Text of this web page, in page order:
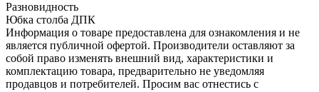
Разновидность
Юбка столба ДПК
Информация о товаре предоставлена для ознакомления и не
является публичной офертой. Производители оставляют за
собой право изменять внешний вид, характеристики и
комплектацию товара, предварительно не уведомляя
продавцов и потребителей. Просим вас отнестись с